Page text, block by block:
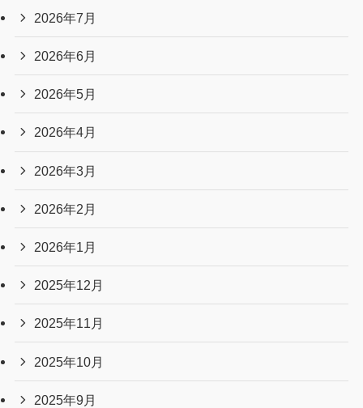
2026年7月
2026年6月
2026年5月
2026年4月
2026年3月
2026年2月
2026年1月
2025年12月
2025年11月
2025年10月
2025年9月